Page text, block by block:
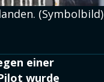
(Symbolbild)
einer
wurde